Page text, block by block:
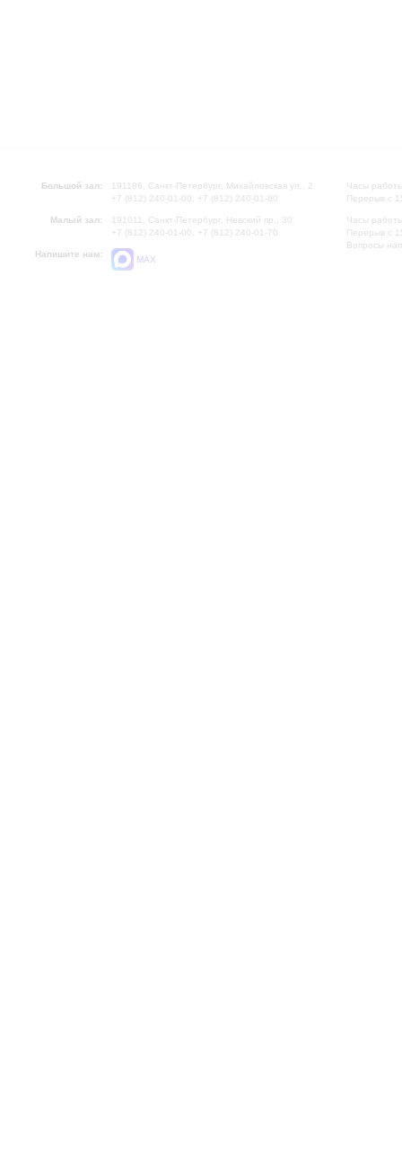
Большой зал:
191186, Санкт-Петербург, Михайловская ул., 2
+7 (812) 240-01-00, +7 (812) 240-01-80
Малый зал:
191011, Санкт-Петербург, Невский пр., 30
+7 (812) 240-01-00, +7 (812) 240-01-70
Напишите нам:
MAX
Часы
Перерыв с
Часы
Перерыв с
Вопросы